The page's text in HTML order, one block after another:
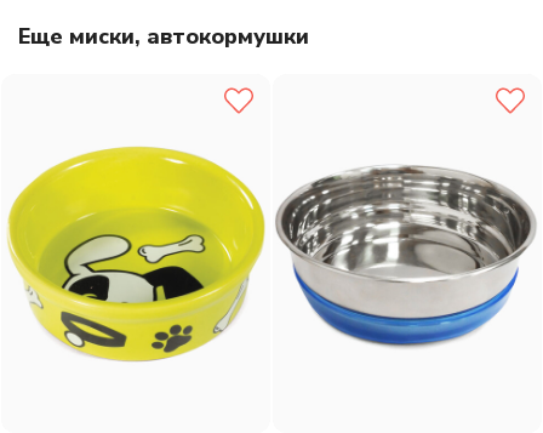
Страна производства:ИНДИЯ
Еще миски, автокормушки